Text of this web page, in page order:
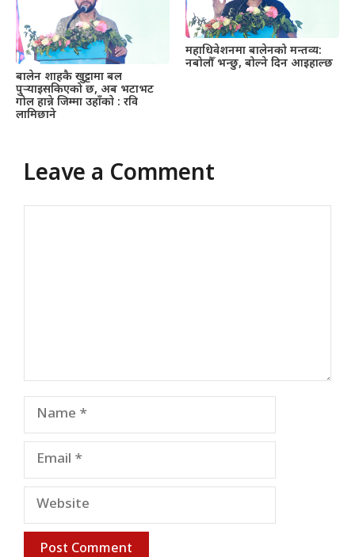
बालेन शाहकै खुट्टामा बल
पुर्‍याइसकिएको छ, अब भटाभट
गोल हान्ने जिम्मा उहाँकाे : रवि
लामिछाने
महाधिवेशनमा बालेनको मन्तव्य:
नबोलौँ भन्छु, बोल्ने दिन आइहाल्छ
Leave a Comment
Name
Email
Website